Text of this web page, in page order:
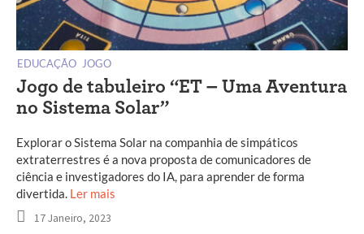
EDUCAÇÃO JOGO
Jogo de tabuleiro “ET – Uma Aventura
no Sistema Solar”
Explorar o Sistema Solar na companhia de simpáticos
extraterrestres é a nova proposta de comunicadores de
ciência e investigadores do IA, para aprender de forma
divertida. Ler mais
17 Janeiro, 2023